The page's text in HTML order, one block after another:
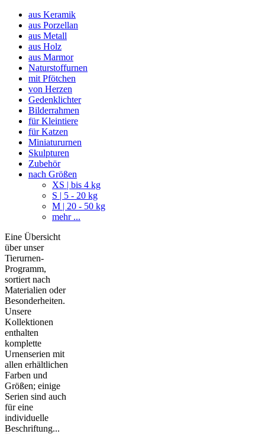
aus Keramik
aus Porzellan
aus Metall
aus Holz
aus Marmor
Naturstoffurnen
mit Pfötchen
von Herzen
Gedenklichter
Bilderrahmen
für Kleintiere
für Katzen
Miniatururnen
Skulpturen
Zubehör
nach Größen
XS | bis 4 kg
S | 5 - 20 kg
M | 20 - 50 kg
mehr ...
Eine Übersicht
über unser
Tierurnen-
Programm,
sortiert nach
Materialien oder
Besonderheiten.
Unsere
Kollektionen
enthalten
komplette
Urnenserien mit
allen erhältlichen
Farben und
Größen; einige
Serien sind auch
für eine
individuelle
Beschriftung...